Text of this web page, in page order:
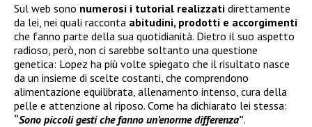
Sul web sono numerosi i tutorial realizzati direttamente
da lei, nei quali racconta abitudini, prodotti e accorgimenti
che fanno parte della sua quotidianità. Dietro il suo aspetto
radioso, però, non ci sarebbe soltanto una questione
genetica: Lopez ha più volte spiegato che il risultato nasce
da un insieme di scelte costanti, che comprendono
alimentazione equilibrata, allenamento intenso, cura della
pelle e attenzione al riposo. Come ha dichiarato lei stessa:
“Sono piccoli gesti che fanno un’enorme differenza”.